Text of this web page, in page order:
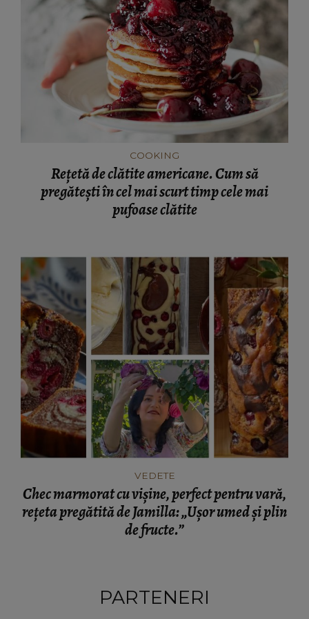
COOKING
Rețetă de clătite americane. Cum să
pregătești în cel mai scurt timp cele mai
pufoase clătite
VEDETE
Chec marmorat cu vișine, perfect pentru vară,
rețeta pregătită de Jamilla: „Ușor umed și plin
de fructe.”
PARTENERI